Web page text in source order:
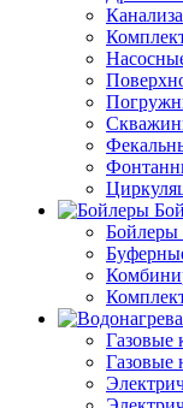
Бойлеры
Газовые
Газовые